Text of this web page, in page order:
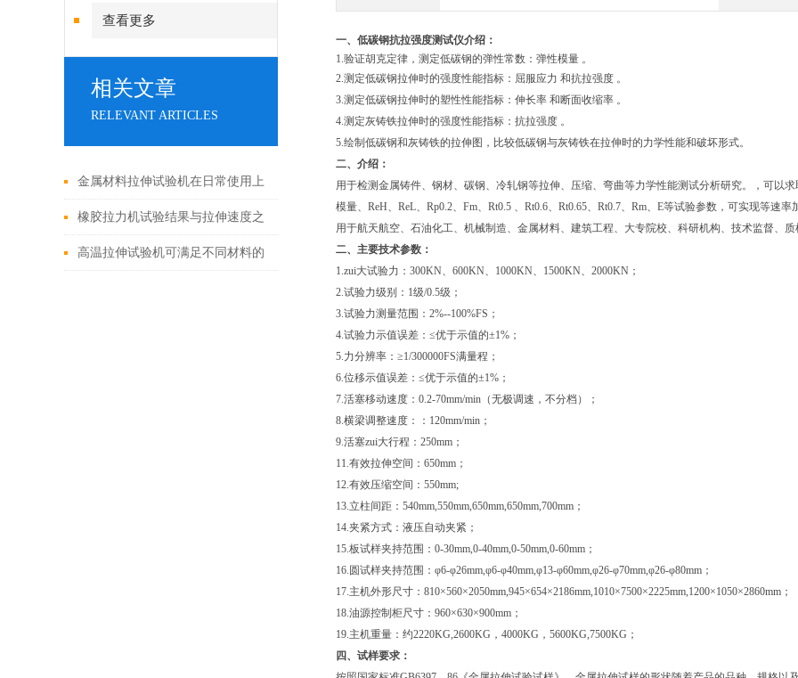
查看更多
相关文章
RELEVANT ARTICLES
金属材料拉伸试验机在日常使用上
有八大功能
橡胶拉力机试验结果与拉伸速度之
间的关联
高温拉伸试验机可满足不同材料的
一、低碳钢抗拉强度测试仪介绍：
1.验证胡克定律，测定低碳钢的弹性常数：弹性模量 。
2.测定低碳钢拉伸时的强度性能指标：屈服应力 和抗拉强度 。
3.测定低碳钢拉伸时的塑性性能指标：伸长率 和断面收缩率 。
4.测定灰铸铁拉伸时的强度性能指标：抗拉强度 。
5.绘制低碳钢和灰铸铁的拉伸图，比较低碳钢与灰铸铁在拉伸时的力学性能和破坏形式。
二、介绍：
用于检测金属铸件、钢材、碳钢、冷轧钢等拉伸、压缩、弯曲等力学性能测试分析研究。，可以
模量、ReH、ReL、Rp0.2、Fm、Rt0.5 、Rt0.6、Rt0.65、Rt0.7、Rm、E等试验参数，可实现等
用于航天航空、石油化工、机械制造、金属材料、建筑工程、大专院校、科研机构、技术监督、质
二、主要技术参数：
1.zui大试验力：300KN、600KN、1000KN、1500KN、2000KN；
2.试验力级别：1级/0.5级；
3.试验力测量范围：2%--100%FS；
4.试验力示值误差：≤优于示值的±1%；
5.力分辨率：≥1/300000FS满量程；
6.位移示值误差：≤优于示值的±1%；
7.活塞移动速度：0.2-70mm/min（无极调速，不分档）；
8.横梁调整速度：：120mm/min；
9.活塞zui大行程：250mm；
11.有效拉伸空间：650mm；
12.有效压缩空间：550mm;
13.立柱间距：540mm,550mm,650mm,650mm,700mm；
14.夹紧方式：液压自动夹紧；
15.板试样夹持范围：0-30mm,0-40mm,0-50mm,0-60mm；
16.圆试样夹持范围：φ6-φ26mm,φ6-φ40mm,φ13-φ60mm,φ26-φ70mm,φ26-φ80mm；
17.主机外形尺寸：810×560×2050mm,945×654×2186mm,1010×7500×2225mm,1200×1050×2860mm；
18.油源控制柜尺寸：960×630×900mm；
19.主机重量：约2220KG,2600KG，4000KG，5600KG,7500KG；
四、试样要求：